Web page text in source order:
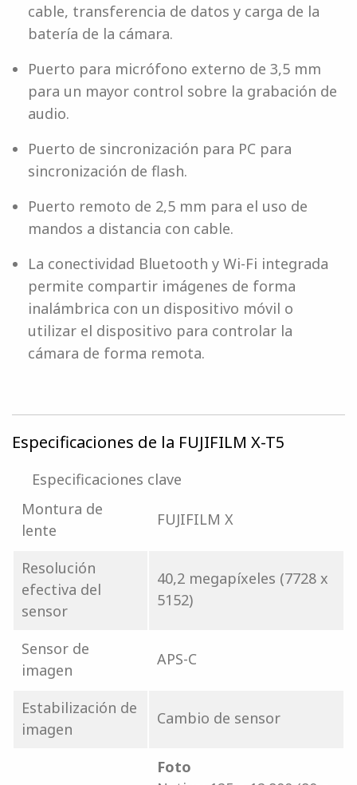
cable, transferencia de datos y carga de la
batería de la cámara.
Puerto para micrófono externo de 3,5 mm
para un mayor control sobre la grabación de
audio.
Puerto de sincronización para PC para
sincronización de flash.
Puerto remoto de 2,5 mm para el uso de
mandos a distancia con cable.
La conectividad Bluetooth y Wi-Fi integrada
permite compartir imágenes de forma
inalámbrica con un dispositivo móvil o
utilizar el dispositivo para controlar la
cámara de forma remota.
Especificaciones de la FUJIFILM X-T5
Especificaciones clave
Montura de
lente
FUJIFILM X
Resolución
efectiva del
sensor
40,2 megapíxeles (7728 x
5152)
Sensor de
imagen
APS-C
Estabilización de
imagen
Cambio de sensor
Foto